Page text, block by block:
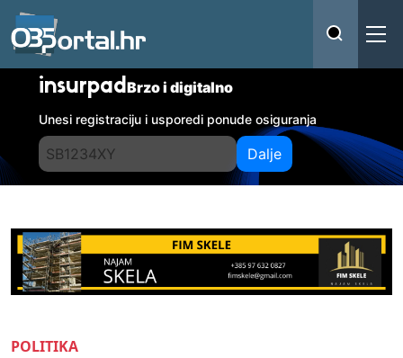
insurpadBrzo i digitalno
Unesi registraciju i usporedi ponude osiguranja
Dalje
POLITIKA